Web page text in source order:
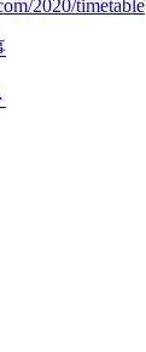
2020/timetable